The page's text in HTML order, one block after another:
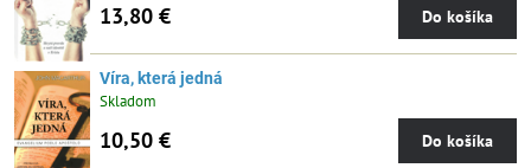
13,80 € Do košíka
Víra, která jedná
Skladom
10,50 € Do košíka